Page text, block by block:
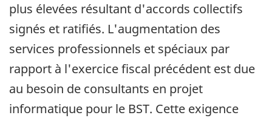
plus élevées résultant d'accords collectifs
signés et ratifiés. L'augmentation des
services professionnels et spéciaux par
rapport à l'exercice fiscal précédent est due
au besoin de consultants en projet
informatique pour le BST. Cette exigence